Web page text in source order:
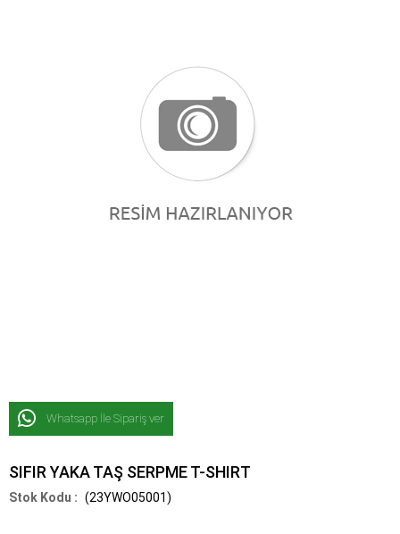
Whatsapp İle Sipariş ver
SIFIR YAKA TAŞ SERPME T-SHIRT
(23YWO05001)